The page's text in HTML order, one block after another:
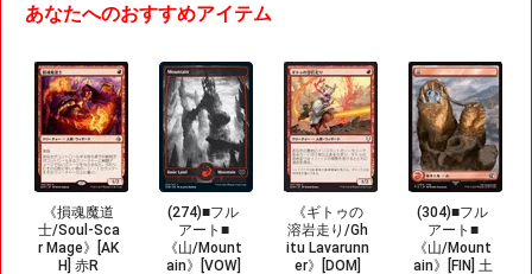
あなたへのおすすめアイテム
《損魂魔道
士/Soul-Sca
r Mage》[AK
H] 赤R
(274)■フル
アート■
《山/Mount
ain》[VOW]
《ギトゥの
溶岩走り/Gh
itu Lavarunn
er》[DOM]
(304)■フル
アート■
《山/Mount
ain》[FIN] 土